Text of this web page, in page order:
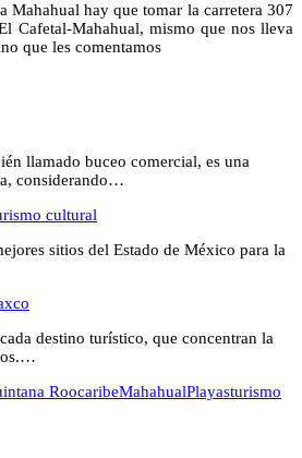
Mahahual hay que tomar la carretera 307
Cafetal-Mahahual, mismo que nos lleva
que les comentamos
llamado buceo comercial, es una
considerando…
cultural
sitios del Estado de México para la
destino turístico, que concentran la
RoocaribeMahahualPlayasturismo